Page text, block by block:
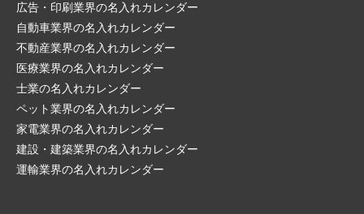
広告・印刷業界の名入れカレンダー
自動車業界の名入れカレンダー
不動産業界の名入れカレンダー
医療業界の名入れカレンダー
士業の名入れカレンダー
ペット業界の名入れカレンダー
家電業界の名入れカレンダー
建設・建築業界の名入れカレンダー
運輸業界の名入れカレンダー